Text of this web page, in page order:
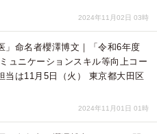
2024年11月02日 03時
」命名者櫻澤博文｜「令和6年度
ュニケーションスキル等向上コー
当は11月5日（火） 東京都大田区
2024年11月01日 01時